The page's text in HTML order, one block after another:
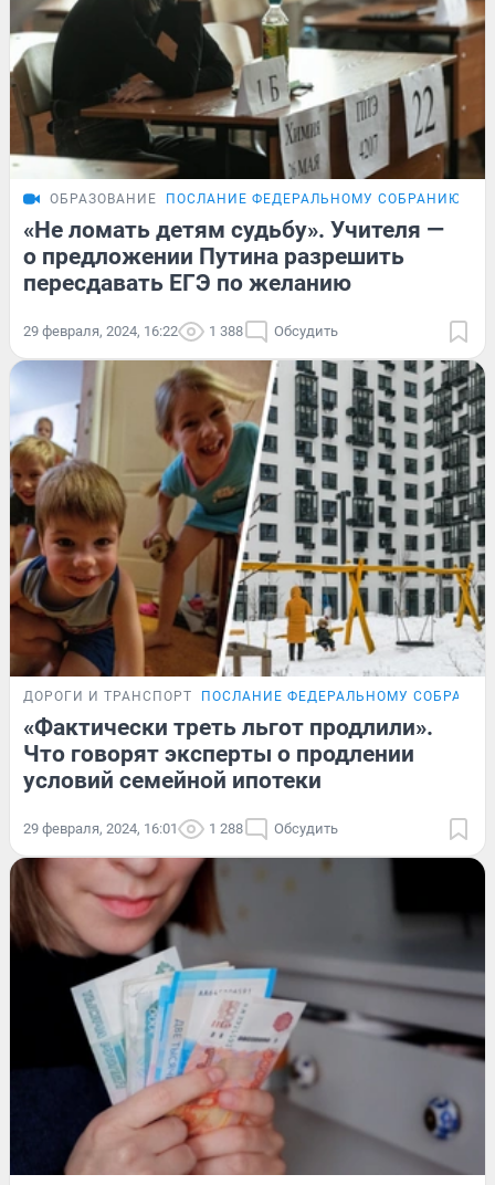
ОБРАЗОВАНИЕ ПОСЛАНИЕ ФЕДЕРАЛЬНОМУ СОБРАНИЮ
«Не ломать детям судьбу». Учителя —
о предложении Путина разрешить
пересдавать ЕГЭ по желанию
29 февраля, 2024, 16:22 1 388 Обсудить
ДОРОГИ И ТРАНСПОРТ ПОСЛАНИЕ ФЕДЕРАЛЬНОМУ
«Фактически треть льгот продлили».
Что говорят эксперты о продлении
условий семейной ипотеки
29 февраля, 2024, 16:01 1 288 Обсудить